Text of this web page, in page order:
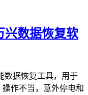
兴数据恢复软
数据恢复工具，用于
作不当，意外停电和